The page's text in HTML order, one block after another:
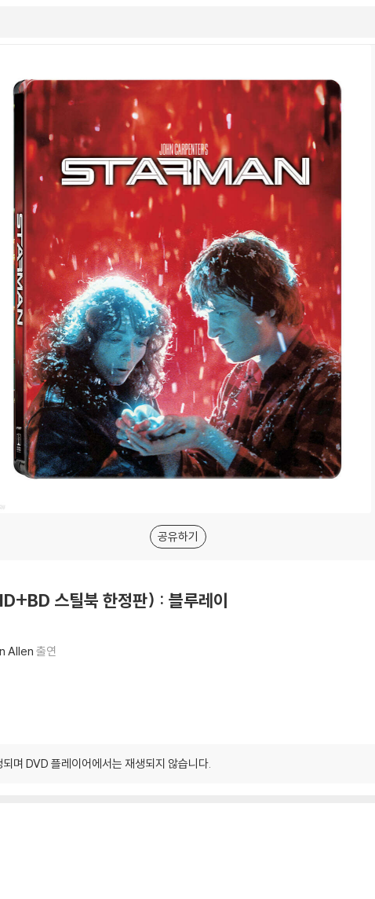
공유하기
스틸북 한정판) : 블루레이
Allen 출연
며 DVD 플레이어에서는 재생되지 않습니다.